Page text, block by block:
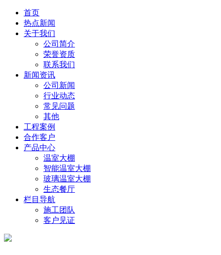
首页
热点新闻
关于我们
公司简介
荣誉资质
联系我们
新闻资讯
公司新闻
行业动态
常见问题
其他
工程案例
合作客户
产品中心
温室大棚
智能温室大棚
玻璃温室大棚
生态餐厅
栏目导航
施工团队
客户见证